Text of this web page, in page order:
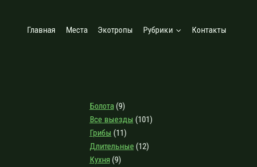
Главная Места Экотропы Рубрики Контакты
Болота(9)
Все выезды (101)
Грибы (11)
Длительные(12)
Кухня(9)